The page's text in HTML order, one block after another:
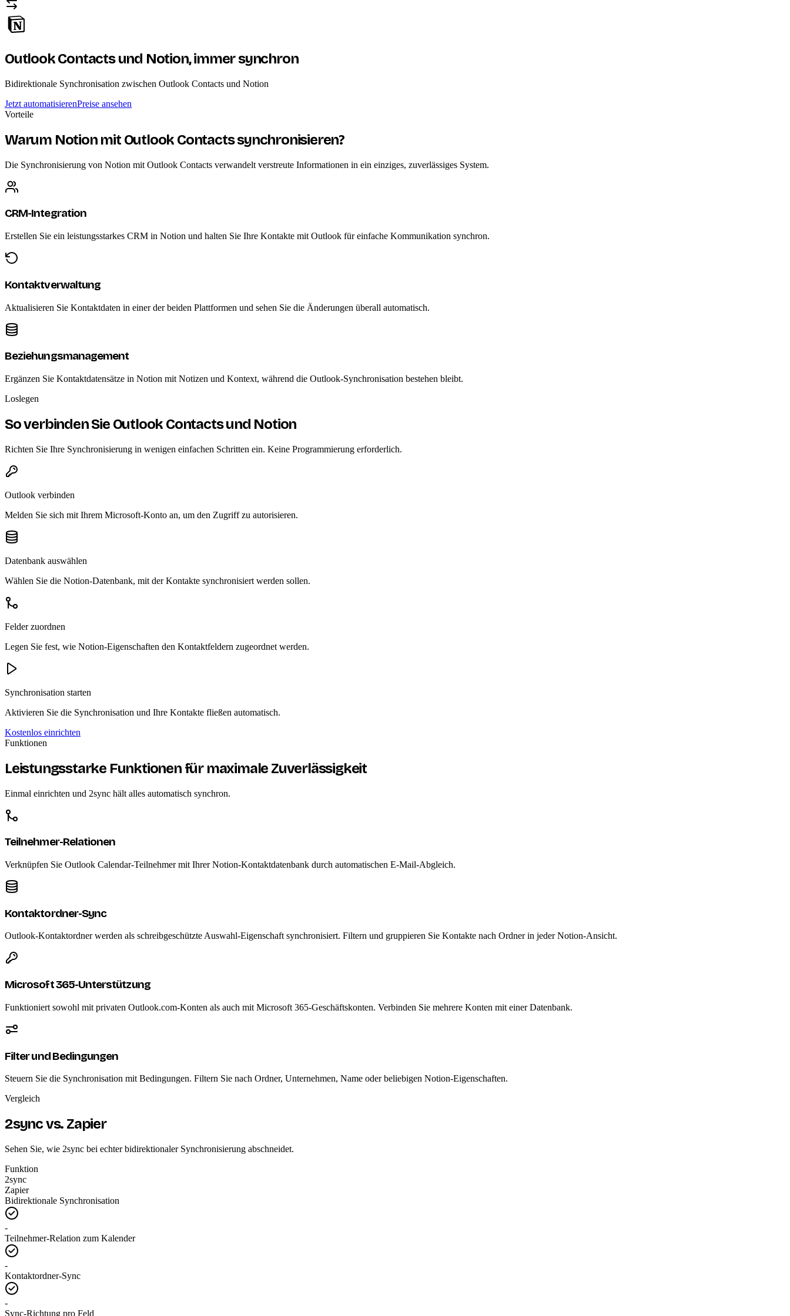
Outlook Contacts und Notion,immer synchron
Bidirektionale Synchronisation zwischen Outlook Contacts und Notion
Jetzt automatisierenPreise ansehen
Vorteile
Warum Notion mit Outlook Contacts synchronisieren?
Die Synchronisierung von Notion mit Outlook Contacts verwandelt verstreute Informationen in ein einziges, zuverlässiges System.
CRM-Integration
Erstellen Sie ein leistungsstarkes CRM in Notion und halten Sie Ihre Kontakte mit Outlook für einfache Kommunikation synchron.
Kontaktverwaltung
Aktualisieren Sie Kontaktdaten in einer der beiden Plattformen und sehen Sie die Änderungen überall automatisch.
Beziehungsmanagement
Ergänzen Sie Kontaktdatensätze in Notion mit Notizen und Kontext, während die Outlook-Synchronisation bestehen bleibt.
Loslegen
So verbinden Sie Outlook Contacts und Notion
Richten Sie Ihre Synchronisierung in wenigen einfachen Schritten ein. Keine Programmierung erforderlich.
Outlook verbinden
Melden Sie sich mit Ihrem Microsoft-Konto an, um den Zugriff zu autorisieren.
Datenbank auswählen
Wählen Sie die Notion-Datenbank, mit der Kontakte synchronisiert werden sollen.
Felder zuordnen
Legen Sie fest, wie Notion-Eigenschaften den Kontaktfeldern zugeordnet werden.
Synchronisation starten
Aktivieren Sie die Synchronisation und Ihre Kontakte fließen automatisch.
Kostenlos einrichten
Funktionen
Leistungsstarke Funktionen für maximale Zuverlässigkeit
Einmal einrichten und 2sync hält alles automatisch synchron.
Teilnehmer-Relationen
Verknüpfen Sie Outlook Calendar-Teilnehmer mit Ihrer Notion-Kontaktdatenbank durch automatischen E-Mail-Abgleich.
Kontaktordner-Sync
Outlook-Kontaktordner werden als schreibgeschützte Auswahl-Eigenschaft synchronisiert. Filtern und gruppieren Sie Kontakte nach Ordner in jeder Notion-Ansicht.
Microsoft 365-Unterstützung
Funktioniert sowohl mit privaten Outlook.com-Konten als auch mit Microsoft 365-Geschäftskonten. Verbinden Sie mehrere Konten mit einer Datenbank.
Filter und Bedingungen
Steuern Sie die Synchronisation mit Bedingungen. Filtern Sie nach Ordner, Unternehmen, Name oder beliebigen Notion-Eigenschaften.
Vergleich
2sync vs. Zapier
Sehen Sie, wie 2sync bei echter bidirektionaler Synchronisierung abschneidet.
Funktion
2sync
Zapier
Bidirektionale Synchronisation
-
Teilnehmer-Relation zum Kalender
-
Kontaktordner-Sync
-
Sync-Richtung pro Feld